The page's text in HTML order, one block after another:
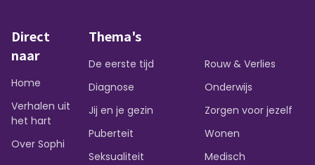
Direct
naar
Home
Verhalen uit
het hart
Over Sophi
Thema's
De eerste tijd
Diagnose
Jij en je gezin
Puberteit
Seksualiteit
Rouw & Verlies
Onderwijs
Zorgen voor jezelf
Wonen
Medisch